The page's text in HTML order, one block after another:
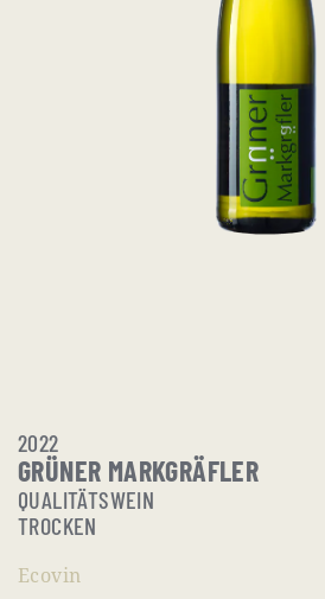
2022
GRÜNER MARKGRÄFLER
QUALITÄTSWEIN
TROCKEN
Ecovin